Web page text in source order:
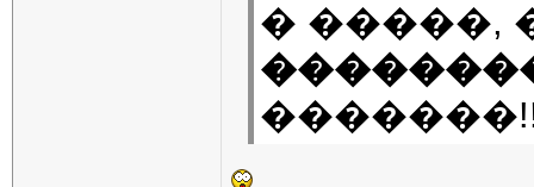
� �����,